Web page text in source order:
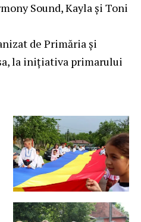
Sound, Kayla și Toni
de Primăria și
la inițiativa primarului